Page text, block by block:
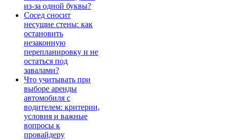
из-за одной буквы?
Сосед сносит
несущие стены: как
остановить
незаконную
перепланировку и не
остаться под
завалами?
Что учитывать при
выборе аренды
автомобиля с
водителем: критерии,
условия и важные
вопросы к
провайдеру